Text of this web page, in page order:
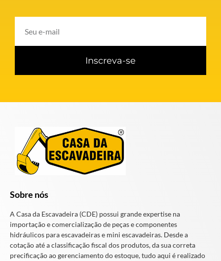
Inscreva-se
Sobre nós
A Casa da Escavadeira (CDE) possui grande expertise na
importação e comercialização de peças e componentes
hidráulicos para escavadeiras e mini escavadeiras. Desde a
cotação até a classificação fiscal dos produtos, da sua correta
precificação ao gerenciamento do estoque, tudo aqui é realizado